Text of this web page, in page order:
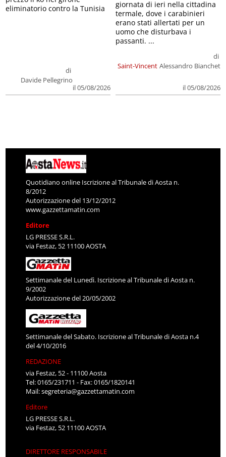
di
Davide Pellegrino
il 05/08/2026
eliminatorio contro la Tunisia
Saint-Vincent
di
Alessandro Bianchet
il 05/08/2026
giornata di ieri nella cittadina
termale, dove i carabinieri
erano stati allertati per un
uomo che disturbava i
passanti. ...
Quotidiano online Iscrizione al Tribunale di Aosta n.
8/2012
Autorizzazione del 13/12/2012
www.gazzettamatin.com
Editore
LG PRESSE S.R.L.
via Festaz, 52 11100 AOSTA
Settimanale del Lunedì. Iscrizione al Tribunale di Aosta n.
9/2002
Autorizzazione del 20/05/2002
Settimanale del Sabato. Iscrizione al Tribunale di Aosta n.4
del 4/10/2016
REDAZIONE
via Festaz, 52 - 11100 Aosta
Tel: 0165/231711 - Fax: 0165/1820141
Mail:segreteria@gazzettamatin.com
Editore
LG PRESSE S.R.L.
via Festaz, 52 11100 AOSTA
DIRETTORE RESPONSABILE